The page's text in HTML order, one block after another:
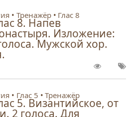
Тренажёр Глас 8
8. Напев
Изложение:
Мужской хор.
Глас 5 Тренажёр
5. Византийское, от
2 голоса. Для